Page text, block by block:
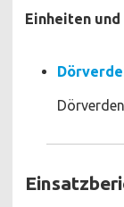
Einheiten
Dörverden